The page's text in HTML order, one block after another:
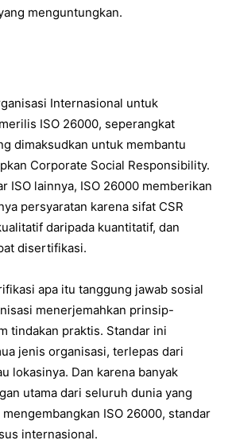
menguntungkan.
Internasional untuk
ISO 26000, seperangkat
dimaksudkan untuk membantu
Corporate Social Responsibility.
ISO lainnya, ISO 26000 memberikan
persyaratan karena sifat CSR
daripada kuantitatif, dan
disertifikasi.
apa itu tanggung jawab sosial
menerjemahkan prinsip-
tindakan praktis. Standar ini
jenis organisasi, terlepas dari
lokasinya. Dan karena banyak
utama dari seluruh dunia yang
ISO 26000, standar
internasional.